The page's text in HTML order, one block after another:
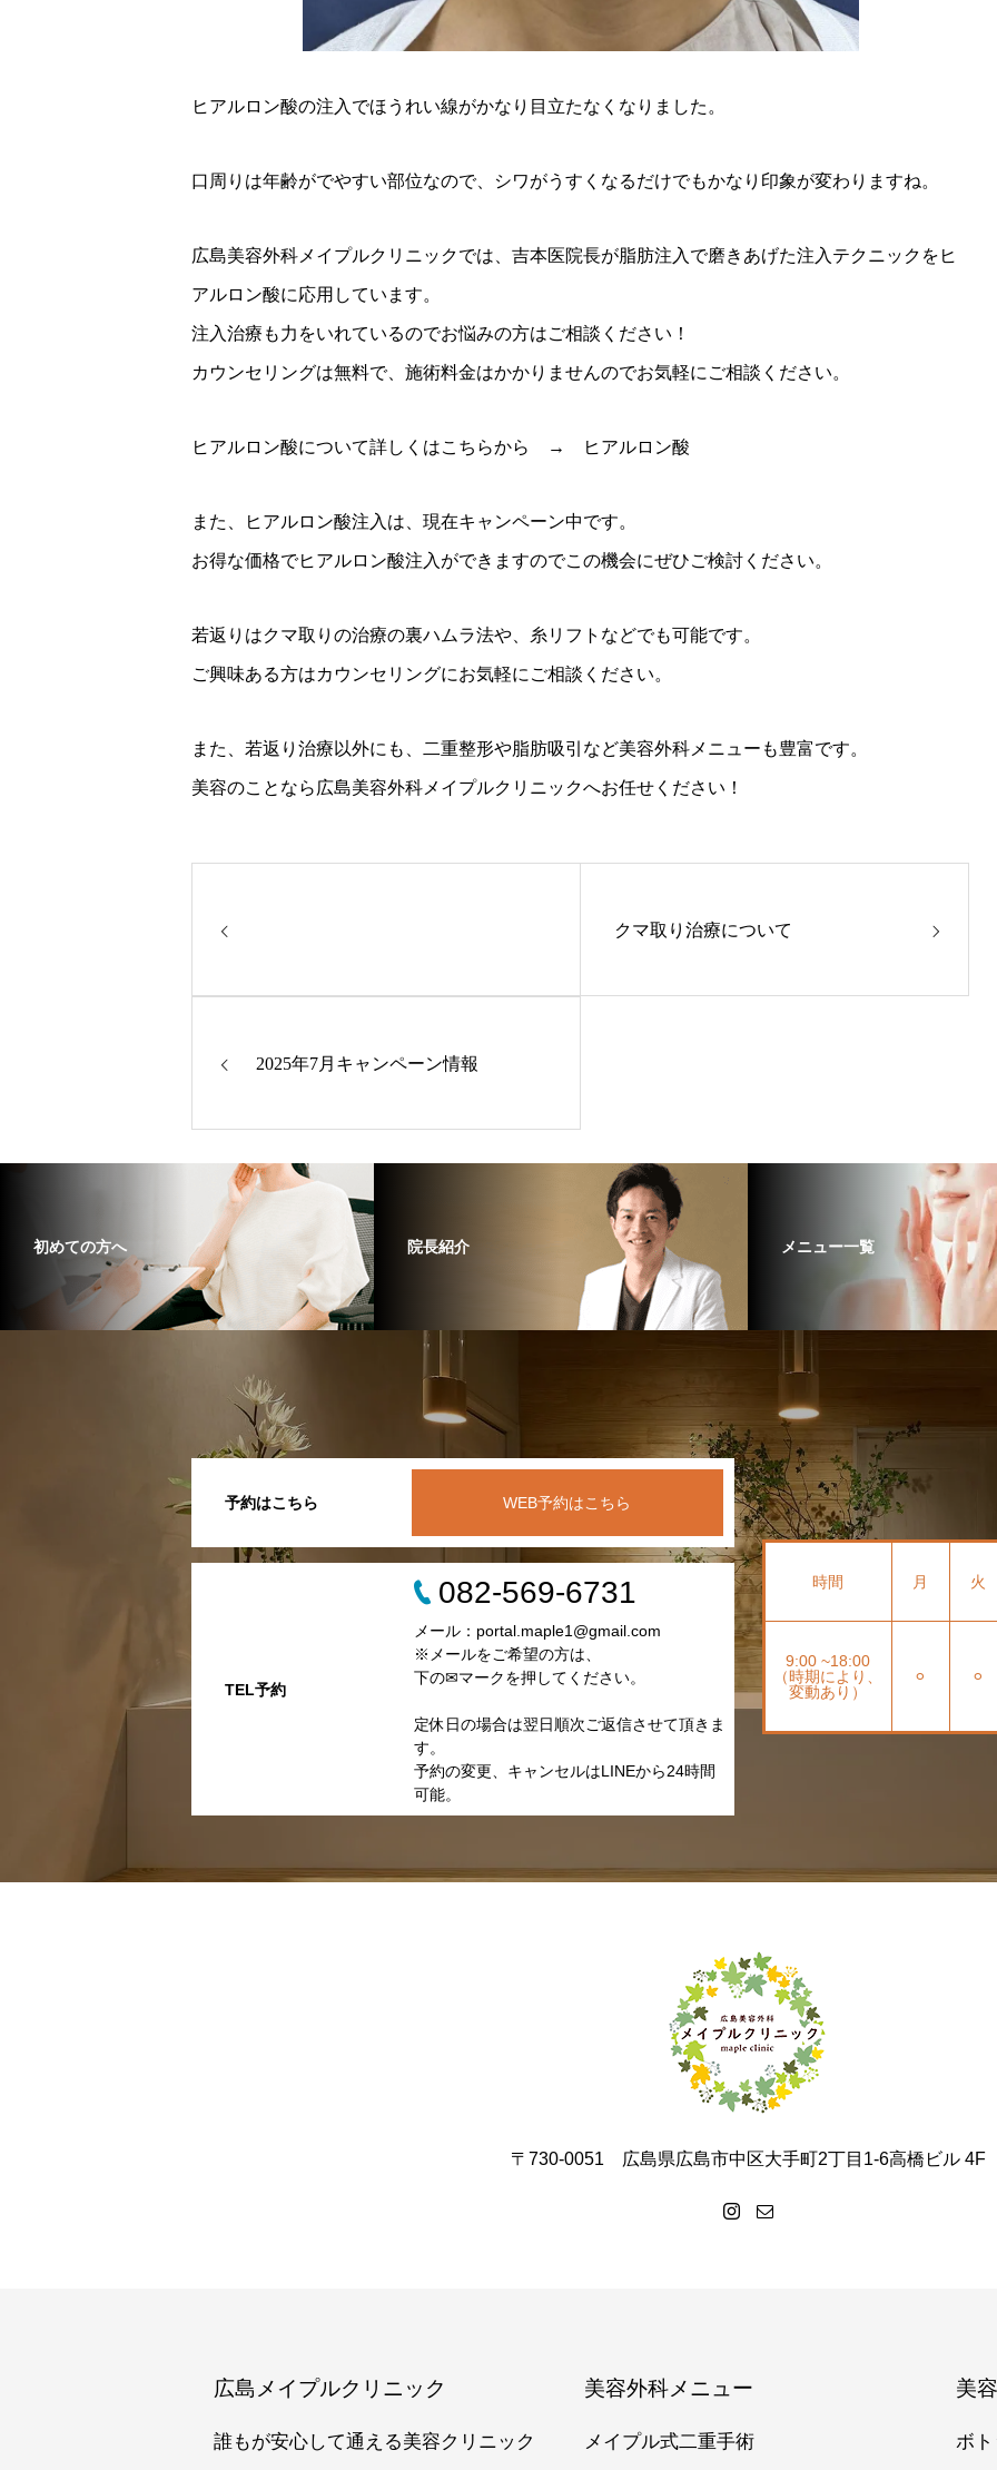
ヒアルロン酸の注入でほうれい線がかなり目立たなくなりました。
口周りは年齢がでやすい部位なので、シワがうすくなるだけでもかなり印象が変わりますね。
広島美容外科メイプルクリニックでは、吉本医院長が脂肪注入で磨きあげた注入テクニックをヒ
アルロン酸に応用しています。
注入治療も力をいれているのでお悩みの方はご相談ください！
カウンセリングは無料で、施術料金はかかりませんのでお気軽にご相談ください。
ヒアルロン酸について詳しくはこちらから → ヒアルロン酸
また、ヒアルロン酸注入は、現在キャンペーン中です。
お得な価格でヒアルロン酸注入ができますのでこの機会にぜひご検討ください。
若返りはクマ取りの治療の裏ハムラ法や、糸リフトなどでも可能です。
ご興味ある方はカウンセリングにお気軽にご相談ください。
また、若返り治療以外にも、二重整形や脂肪吸引など美容外科メニューも豊富です。
美容のことなら広島美容外科メイプルクリニックへお任せください！
2025年7月キャンペーン情報
クマ取り治療について
初めての方へ 院長紹介 メニュー一覧
予約はこちら WEB予約はこちら
TEL予約
082-569-6731
メール：portal.maple1@gmail.com
※メールをご希望の方は、
下の✉マークを押してください。
定休日の場合は翌日順次ご返信させて頂きま
す。
予約の変更、キャンセルはLINEから24時間
可能。
時間 月 火
9:00 ~18:00
（時期により、
変動あり）
⚪︎ ⚪︎
〒730-0051 広島県広島市中区大手町2丁目1-6高橋ビル 4F
広島メイプルクリニック
誰もが安心して通える美容クリニック
美容外科メニュー
メイプル式二重手術
美
ボ